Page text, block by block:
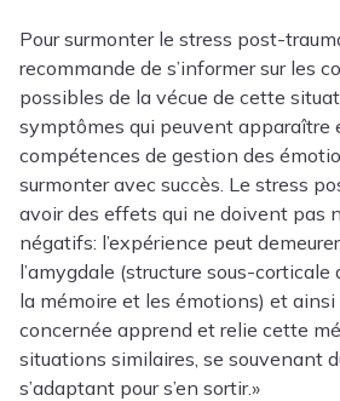
Pour surmonter le stress post-
recommande de s’informer sur les
possibles de la vécue de cette
symptômes qui peuvent apparaître
compétences de gestion des
surmonter avec succès. Le stress
avoir des effets qui ne doivent pas
négatifs: l’expérience peut
l’amygdale (structure sous-corticale
la mémoire et les émotions) et
concernée apprend et relie cette
situations similaires, se souvenant
s’adaptant pour s’en sortir.»